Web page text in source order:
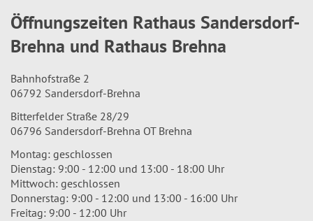
Öffnungszeiten Rathaus Sandersdorf-
Brehna und Rathaus Brehna
Bahnhofstraße 2
06792 Sandersdorf-Brehna
Bitterfelder Straße 28/29
06796 Sandersdorf-Brehna OT Brehna
Montag: geschlossen
Dienstag: 9:00 - 12:00 und 13:00 - 18:00 Uhr
Mittwoch: geschlossen
Donnerstag: 9:00 - 12:00 und 13:00 - 16:00 Uhr
Freitag: 9:00 - 12:00 Uhr